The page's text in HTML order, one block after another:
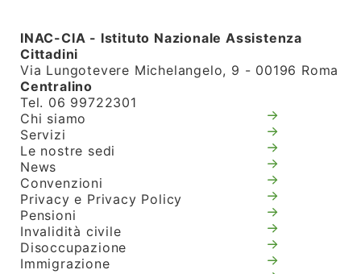
INAC-CIA - Istituto Nazionale Assistenza
Cittadini
Via Lungotevere Michelangelo, 9 - 00196 Roma
Centralino
Tel. 06 99722301
Chi siamo
Servizi
Le nostre sedi
News
Convenzioni
Privacy e Privacy Policy
Pensioni
Invalidità civile
Disoccupazione
Immigrazione